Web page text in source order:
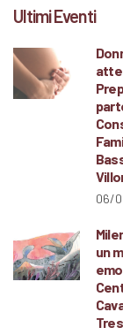
Ultimi Eventi
06/
un